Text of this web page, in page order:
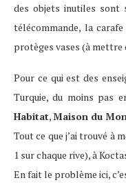
des objets inutiles sont
télécommande, la
protèges vases (à
Pour ce qui est des
Turquie, du moins pas
Habitat, Maison du
Tout ce que j’ai trouvé à
1 sur chaque rive), à
En fait le problème ici,